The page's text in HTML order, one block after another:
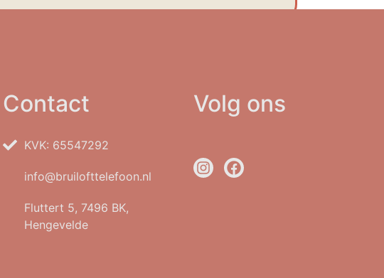
Contact
KVK: 65547292
info@bruilofttelefoon.nl
Fluttert 5, 7496 BK,
Hengevelde
Volg ons